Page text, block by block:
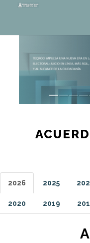
2026 2025
2020 2019